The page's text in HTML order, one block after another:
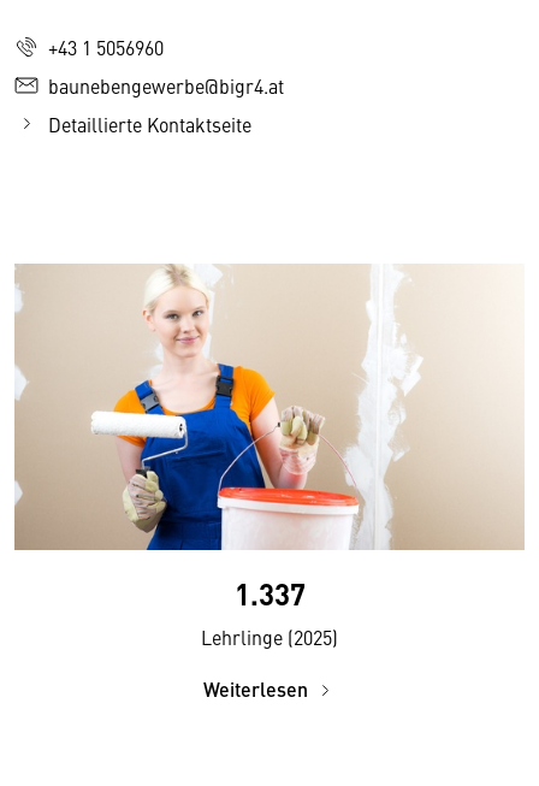
+43 1 5056960
baunebengewerbe@bigr4.at
Detaillierte Kontaktseite
1.337
Lehrlinge (2025)
Weiterlesen